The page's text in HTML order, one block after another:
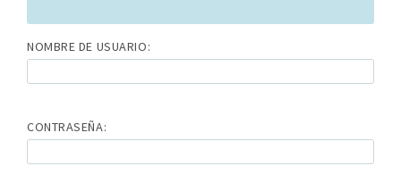
NOMBRE DE USUARIO:
CONTRASEÑA: